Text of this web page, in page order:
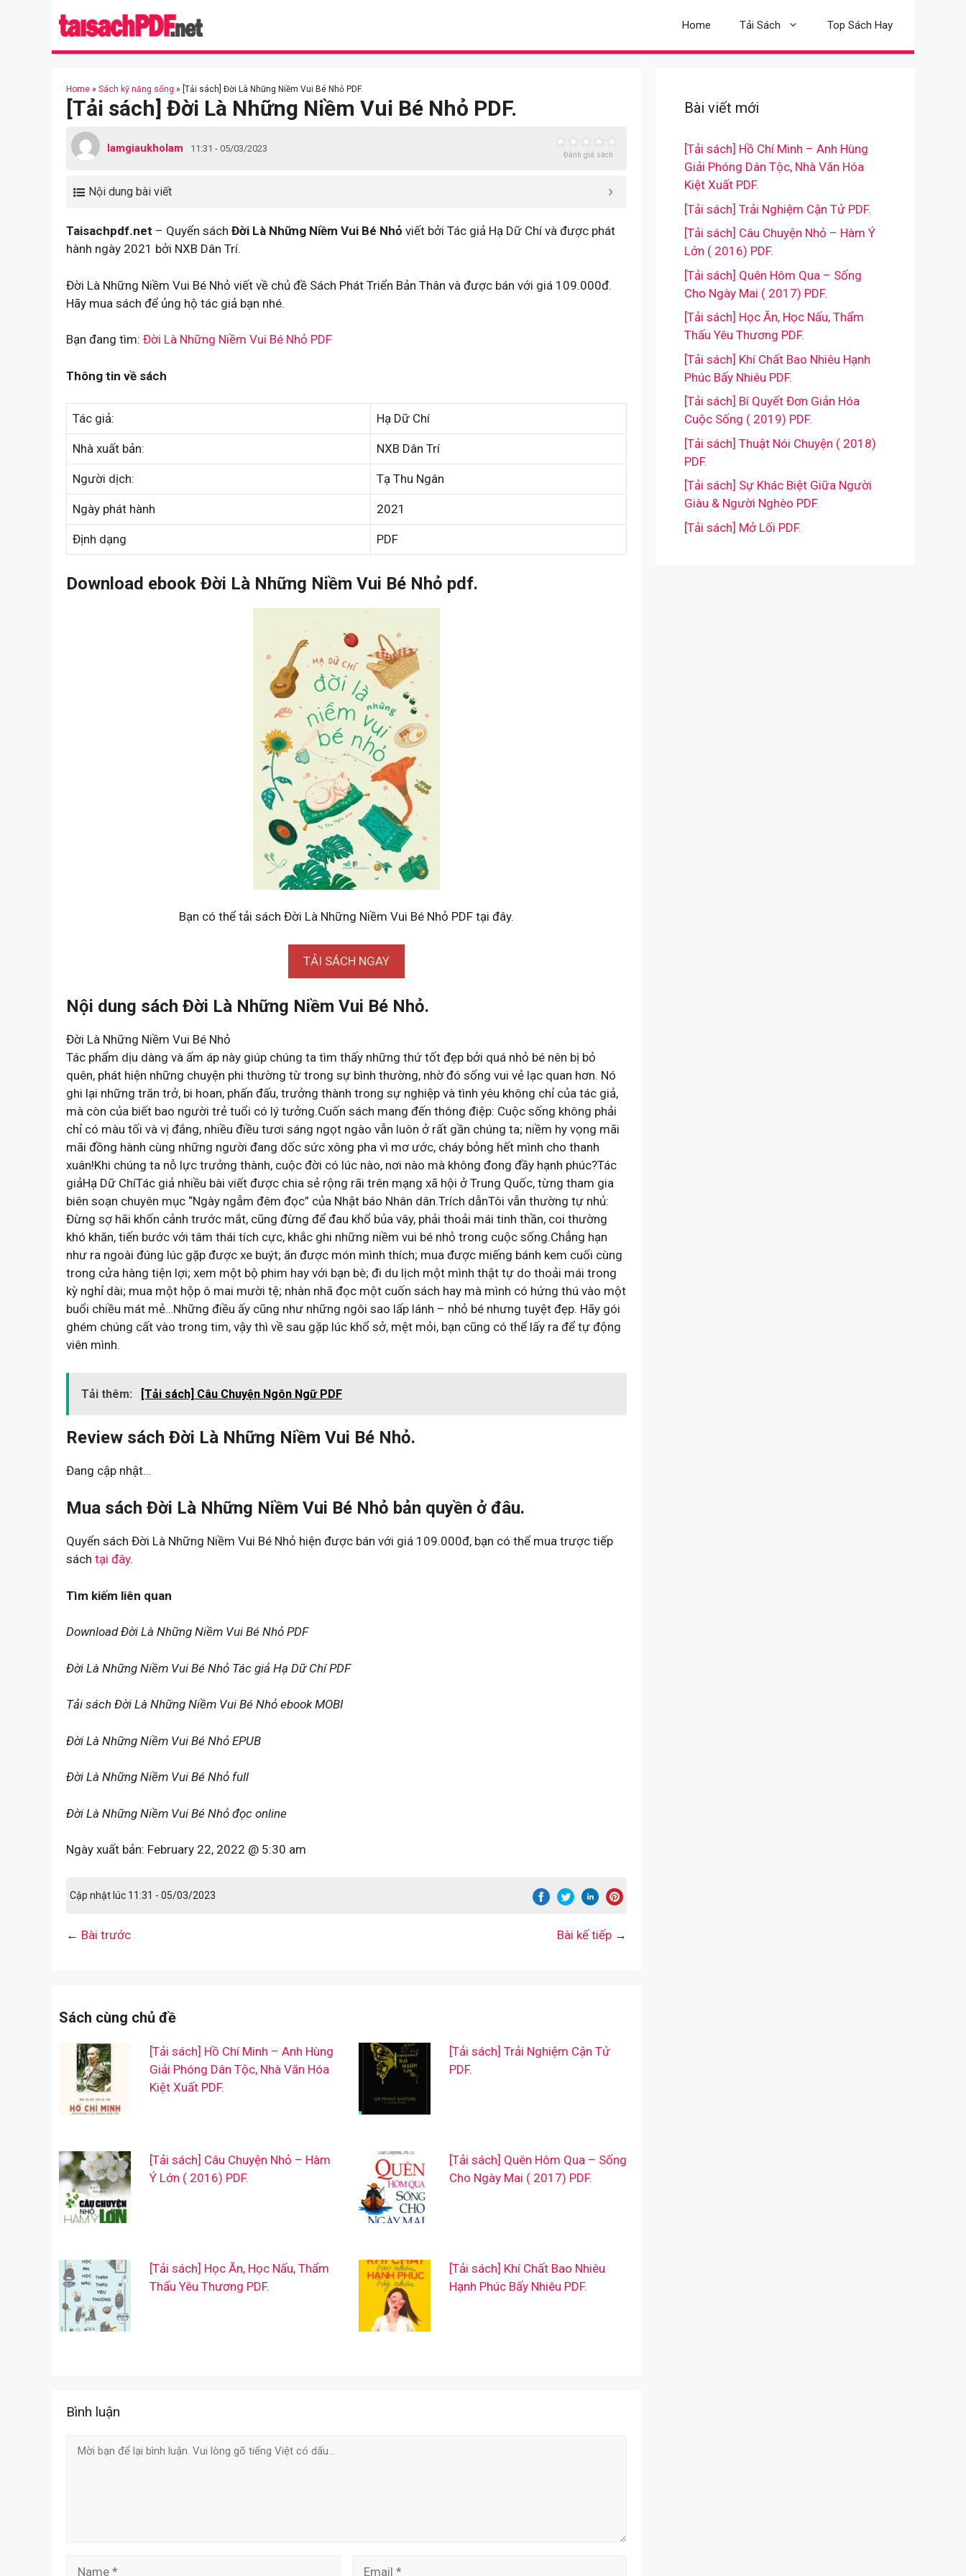
Home Tải Sách Top Sách Hay
Home » Sách kỹ năng sống » [Tải sách] Đời Là Những Niềm Vui Bé Nhỏ PDF.
[Tải sách] Đời Là Những Niềm Vui Bé Nhỏ PDF.
lamgiaukholam 11:31 - 05/03/2023
Đánh giá sách
Nội dung bài viết
Taisachpdf.net – Quyển sách Đời Là Những Niềm Vui Bé Nhỏ viết bởi Tác giả Hạ Dữ Chí và được phát
hành ngày 2021 bởi NXB Dân Trí.
Đời Là Những Niềm Vui Bé Nhỏ viết về chủ đề Sách Phát Triển Bản Thân và được bán với giá 109.000đ.
Hãy mua sách để ủng hộ tác giả bạn nhé.
Bạn đang tìm: Đời Là Những Niềm Vui Bé Nhỏ PDF
Thông tin về sách
Tác giả: Hạ Dữ Chí
Nhà xuất bản: NXB Dân Trí
Người dịch: Tạ Thu Ngân
Ngày phát hành 2021
Định dạng PDF
Download ebook Đời Là Những Niềm Vui Bé Nhỏ pdf.
Bạn có thể tải sách Đời Là Những Niềm Vui Bé Nhỏ PDF tại đây.
TẢI SÁCH NGAY
Nội dung sách Đời Là Những Niềm Vui Bé Nhỏ.
Đời Là Những Niềm Vui Bé Nhỏ
Tác phẩm dịu dàng và ấm áp này giúp chúng ta tìm thấy những thứ tốt đẹp bởi quá nhỏ bé nên bị bỏ
quên, phát hiện những chuyện phi thường từ trong sự bình thường, nhờ đó sống vui vẻ lạc quan hơn. Nó
ghi lại những trăn trở, bi hoan, phấn đấu, trưởng thành trong sự nghiệp và tình yêu không chỉ của tác giả,
mà còn của biết bao người trẻ tuổi có lý tưởng.Cuốn sách mang đến thông điệp: Cuộc sống không phải
chỉ có màu tối và vị đắng, nhiều điều tươi sáng ngọt ngào vẫn luôn ở rất gần chúng ta; niềm hy vọng mãi
mãi đồng hành cùng những người đang dốc sức xông pha vì mơ ước, cháy bỏng hết mình cho thanh
xuân!Khi chúng ta nỗ lực trưởng thành, cuộc đời có lúc nào, nơi nào mà không đong đầy hạnh phúc?Tác
giảHạ Dữ ChíTác giả nhiều bài viết được chia sẻ rộng rãi trên mạng xã hội ở Trung Quốc, từng tham gia
biên soạn chuyên mục “Ngày ngẫm đêm đọc” của Nhật báo Nhân dân.Trích dẫnTôi vẫn thường tự nhủ:
Đừng sợ hãi khốn cảnh trước mắt, cũng đừng để đau khổ bủa vây, phải thoải mái tinh thần, coi thường
khó khăn, tiến bước với tâm thái tích cực, khắc ghi những niềm vui bé nhỏ trong cuộc sống.Chẳng hạn
như ra ngoài đúng lúc gặp được xe buýt; ăn được món mình thích; mua được miếng bánh kem cuối cùng
trong cửa hàng tiện lợi; xem một bộ phim hay với bạn bè; đi du lịch một mình thật tự do thoải mái trong
kỳ nghỉ dài; mua một hộp ô mai mười tệ; nhàn nhã đọc một cuốn sách hay mà mình có hứng thú vào một
buổi chiều mát mẻ…Những điều ấy cũng như những ngôi sao lấp lánh – nhỏ bé nhưng tuyệt đẹp. Hãy gói
ghém chúng cất vào trong tim, vậy thì về sau gặp lúc khổ sở, mệt mỏi, bạn cũng có thể lấy ra để tự động
viên mình.
Tải thêm: [Tải sách] Câu Chuyện Ngôn Ngữ PDF
Review sách Đời Là Những Niềm Vui Bé Nhỏ.
Đang cập nhật…
Mua sách Đời Là Những Niềm Vui Bé Nhỏ bản quyền ở đâu.
Quyển sách Đời Là Những Niềm Vui Bé Nhỏ hiện được bán với giá 109.000đ, bạn có thể mua trược tiếp
sách tại đây.
Tìm kiếm liên quan
Download Đời Là Những Niềm Vui Bé Nhỏ PDF
Đời Là Những Niềm Vui Bé Nhỏ Tác giả Hạ Dữ Chí PDF
Tải sách Đời Là Những Niềm Vui Bé Nhỏ ebook MOBI
Đời Là Những Niềm Vui Bé Nhỏ EPUB
Đời Là Những Niềm Vui Bé Nhỏ full
Đời Là Những Niềm Vui Bé Nhỏ đọc online
Ngày xuất bản: February 22, 2022 @ 5:30 am
Cập nhật lúc 11:31 - 05/03/2023
← Bài trước Bài kế tiếp →
Sách cùng chủ đề
[Tải sách] Hồ Chí Minh – Anh Hùng
Giải Phóng Dân Tộc, Nhà Văn Hóa
Kiệt Xuất PDF.
[Tải sách] Trải Nghiệm Cận Tử
PDF.
[Tải sách] Câu Chuyện Nhỏ – Hàm
Ý Lớn ( 2016) PDF.
[Tải sách] Quên Hôm Qua – Sống
Cho Ngày Mai ( 2017) PDF.
[Tải sách] Học Ăn, Học Nấu, Thẩm
Thấu Yêu Thương PDF.
[Tải sách] Khí Chất Bao Nhiêu
Hạnh Phúc Bấy Nhiêu PDF.
Bình luận
Comment
Bài viết mới
[Tải sách] Hồ Chí Minh – Anh Hùng
Giải Phóng Dân Tộc, Nhà Văn Hóa
Kiệt Xuất PDF.
[Tải sách] Trải Nghiệm Cận Tử PDF.
[Tải sách] Câu Chuyện Nhỏ – Hàm Ý
Lớn ( 2016) PDF.
[Tải sách] Quên Hôm Qua – Sống
Cho Ngày Mai ( 2017) PDF.
[Tải sách] Học Ăn, Học Nấu, Thẩm
Thấu Yêu Thương PDF.
[Tải sách] Khí Chất Bao Nhiêu Hạnh
Phúc Bấy Nhiêu PDF.
[Tải sách] Bí Quyết Đơn Giản Hóa
Cuộc Sống ( 2019) PDF.
[Tải sách] Thuật Nói Chuyện ( 2018)
PDF.
[Tải sách] Sự Khác Biệt Giữa Người
Giàu & Người Nghèo PDF.
[Tải sách] Mở Lối PDF.